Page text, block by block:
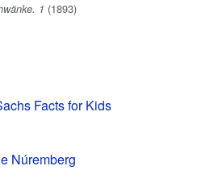
1 (1893)
Facts for Kids
Núremberg